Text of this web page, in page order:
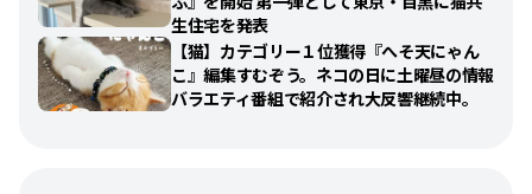
生住宅を発表
【猫】カテゴリー１位獲得『へそ天にゃん
こ』編集すむぞう。ネコの日に土曜昼の情報
バラエティ番組で紹介され大反響継続中。